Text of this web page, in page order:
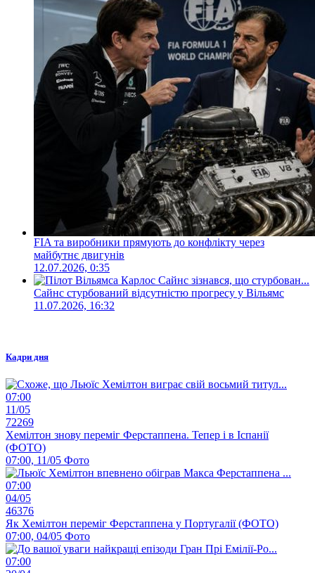
FIA та виробники прямують до конфлікту через
майбутнє двигунів
12.07.2026, 0:35
Сайнс стурбований відсутністю прогресу у Вільямс
11.07.2026, 16:32
Кадри дня
07:00
11/05
72269
Хемілтон знову переміг Ферстаппена. Тепер і в Іспанії
(ФОТО)
07:00, 11/05 Фото
07:00
04/05
46376
Як Хемілтон переміг Ферстаппена у Португалії (ФОТО)
07:00, 04/05 Фото
07:00